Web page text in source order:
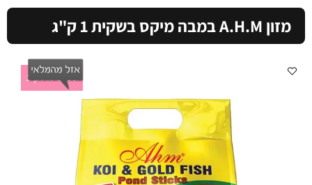
מזון A.H.M במבה מיקס בשקית 1 ק"ג
69 ש"ח לק"ג